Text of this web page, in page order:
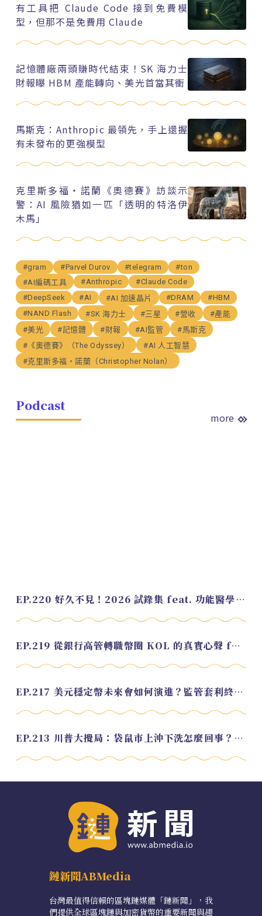
有工具把 Claude Code 接到免費模
型，但那不是免費用 Claude
記憶體廠兩頭賺時代結束！SK 海力士
財報曝 HBM 產能轉向、美光首當其衝
馬斯克：Anthropic 最領先，手上還握
有未發布的更強模型
克里斯多福・諾蘭《奧德賽》訪談示
警：AI 風險猶如一匹「透明的特洛伊
木馬」
#gram #Parvel Durov #telegram
#ton
#AI編碼工具
#Anthropic
#Claude Code
#DeepSeek
#AI #AI 加速晶片 #DRAM
#HBM
#NAND Flash
#SK 海力士 #三星 #營收
#產能
#美光
#記憶體 #財報 #AI監管
#馬斯克
#《奧德賽》（The Odyssey）
#AI 人工智慧
#克里斯多福・諾蘭（Christopher Nolan）
Podcast
more
EP.220 好久不見！2026 試錄集 feat. 功能醫學營養師 美寶
EP.219 從銀行高管轉職幣圈 KOL 的真實心聲 feat.龜大
EP.217 美元穩定幣未來會如何演進？監管套利終將收斂？feat. 研究員 余哲安
EP.213 川普大攪局：袋鼠市上沖下洗怎麼回事？feat. Alvin
鏈新聞ABMedia
台灣最值得信賴的區塊鏈媒體「鏈新聞」，我
們提供全球區塊鏈與加密貨幣的重要新聞與趨